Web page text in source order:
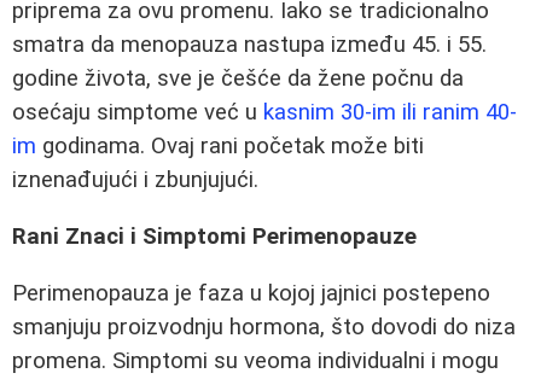
priprema za ovu promenu. Iako se tradicionalno
smatra da menopauza nastupa između 45. i 55.
godine života, sve je češće da žene počnu da
osećaju simptome već u kasnim 30-im ili ranim 40-
im godinama. Ovaj rani početak može biti
iznenađujući i zbunjujući.
Rani Znaci i Simptomi Perimenopauze
Perimenopauza je faza u kojoj jajnici postepeno
smanjuju proizvodnju hormona, što dovodi do niza
promena. Simptomi su veoma individualni i mogu